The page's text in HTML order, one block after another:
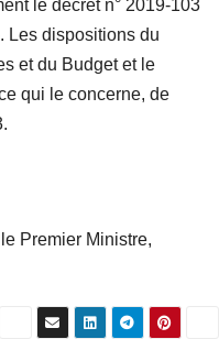
le décret n° 2019-103
Les dispositions du
et du Budget et le
qui le concerne, de
Premier Ministre,